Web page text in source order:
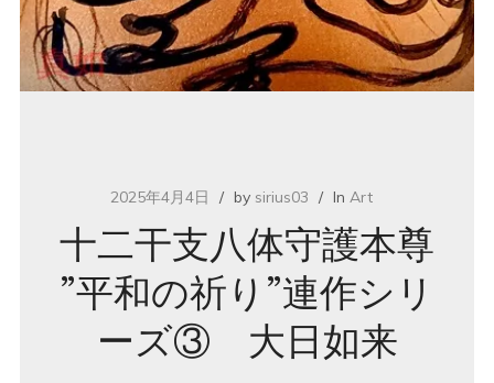
2025年4月4日 by sirius03 In Art
十二干支八体守護本尊
”平和の祈り”連作シリ
ーズ③ 大日如来